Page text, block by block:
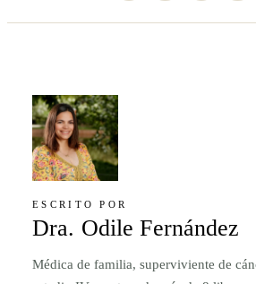
ESCRITO POR
Dra. Odile Fernández
Médica de familia, superviviente de